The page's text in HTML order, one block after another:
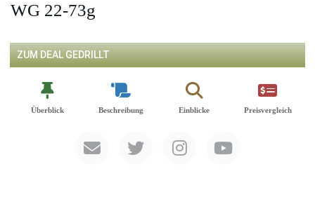
WG 22-73g
ZUM DEAL GEDRILLT
Überblick Beschreibung Einblicke Preisvergleich